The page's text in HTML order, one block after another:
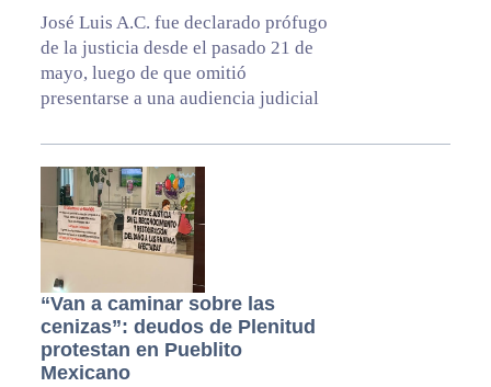
José Luis A.C. fue declarado prófugo
de la justicia desde el pasado 21 de
mayo, luego de que omitió
presentarse a una audiencia judicial
“Van a caminar sobre las
cenizas”: deudos de Plenitud
protestan en Pueblito
Mexicano